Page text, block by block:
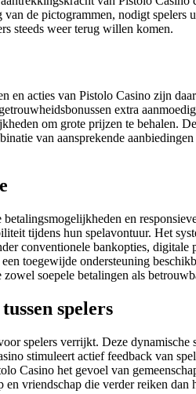
de pictogrammen, nodigt
steeds weer terug willen komen.
en acties van Pistolo Casino zijn
extra
om grote prijzen te behalen.
van aansprekende
en
tijdens hun spelavontuur. Het
conventionele bankopties,
toegewijde ondersteuning
soepele betalingen als
spelers
spelers verrijkt. Deze
stimuleert actief feedback van
Casino het gevoel van
vriendschap die verder reiken